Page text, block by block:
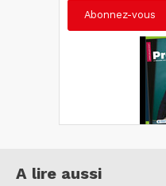
Abonnez-vous
A lire aussi